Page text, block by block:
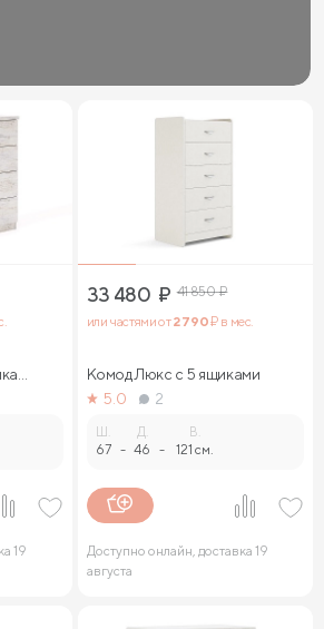
19
33 480 ₽ 41 850₽
или частями от2 790₽ в мес.
Комод Люкс с 5 ящиками
5.0
2
67 -
Д.
46 -
В.
121 см.
Доступно онлайн, доставка 19
августа